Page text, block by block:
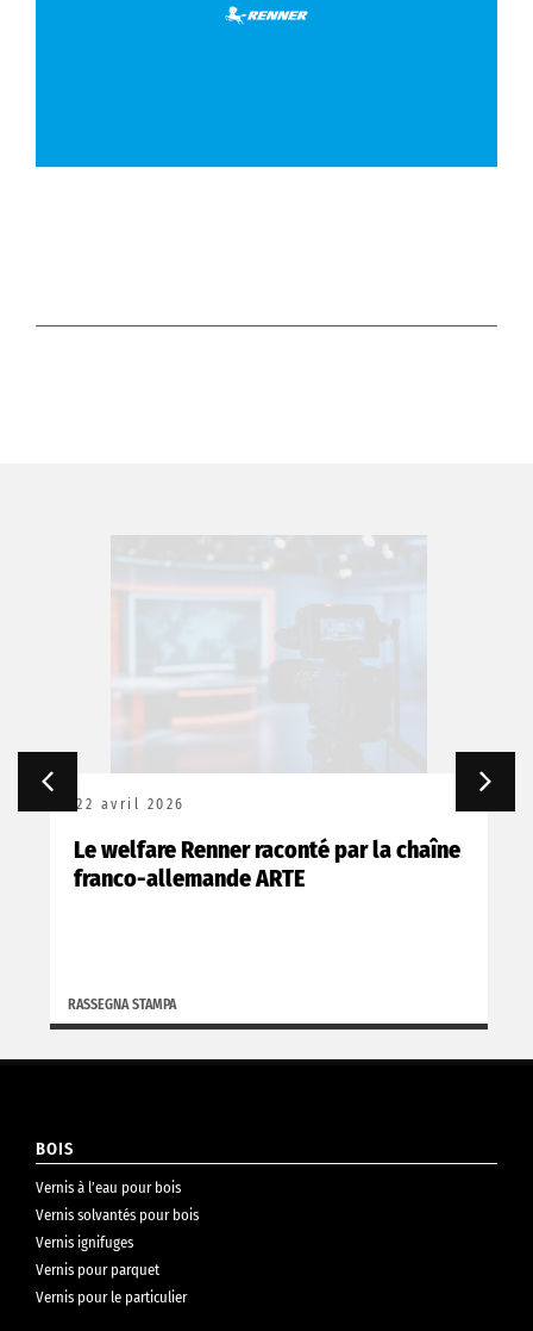
22 avril 2026
Le welfare Renner raconté par la chaîne
franco-allemande ARTE
RASSEGNA STAMPA
BOIS
Vernis à l’eau pour bois
Vernis solvantés pour bois
Vernis ignifuges
Vernis pour parquet
Vernis pour le particulier